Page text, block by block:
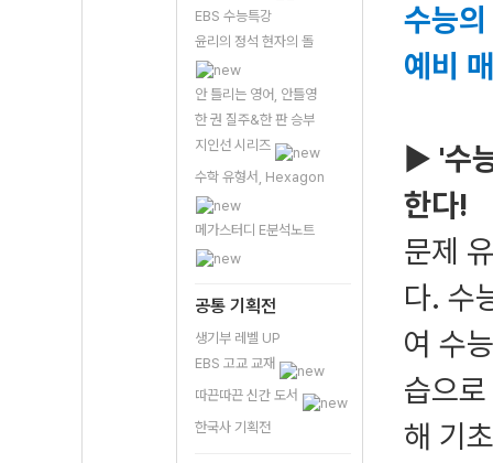
EBS 수능특강
윤리의 정석 현자의 돌
안 틀리는 영어, 안틀영
한 권 질주&한 판 승부
지인선 시리즈
수학 유형서, Hexagon
메가스터디 E분석노트
공통 기획전
생기부 레벨 UP
EBS 고교 교재
따끈따끈 신간 도서
한국사 기획전
수능
예비
▶ '수
한다!
문제
다. 수
여 수
습으
해 기